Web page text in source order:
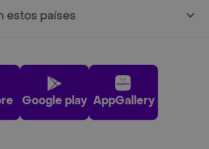
estos países
Google play AppGallery